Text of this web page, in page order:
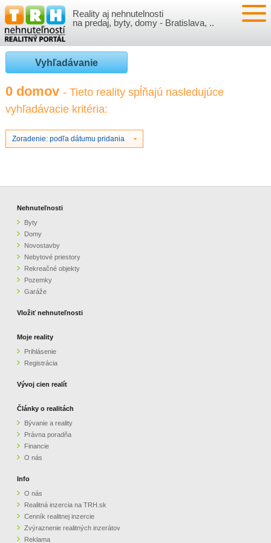
Reality aj nehnutelnosti
na predaj, byty, domy - Bratislava, ..
NEHNUTEĽNOSTI
BYTY
NOVOSTAVBY
NEBYTOVÉ PRIESTORY
GARÁŽE
VLOŽIŤ NEHNUTEĽNOSTI
PRIHLÁSENIE
REGISTRÁCIA
VÝVOJ CIEN REALÍT
ČLÁNKY O REALITÁCH
O NÁS
CENNÍK REALITNEJ INZERCIE
ZVÝRAZNENIE REALITNÝCH INZERÁTOV
PARTNERI
OBCHODNÉ PODMIENKY
KONTAKT
Vyhľadávanie
0 domov - Tieto reality spĺňajú nasledujúce
vyhľadávacie kritéria:
Zoradenie: podľa dátumu pridania
Nehnuteľnosti
Byty
Domy
Novostavby
Nebytové priestory
Rekreačné objekty
Pozemky
Garáže
Vložiť nehnuteľnosti
Moje reality
Prihlásenie
Registrácia
Vývoj cien realít
Články o realitách
Bývanie a reality
Právna poradňa
Financie
O nás
Info
O nás
Realitná inzercia na TRH.sk
Cenník realitnej inzercie
Zvýraznenie realitných inzerátov
Reklama